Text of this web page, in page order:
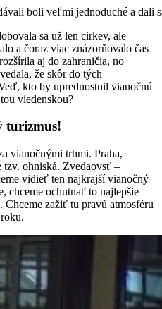
boli veľmi jednoduché a
sa už len cirkev, ale
a čoraz viac znázorňovalo čas
aj do zahraničia, no
že skôr do tých
kto by uprednostnil vianočnú
viedenskou?
turizmus!
vianočnými trhmi. Praha,
tzv. ohniská. Zvedaovsť –
vidieť ten najkrajší vianočný
chceme ochutnať to najlepšie
zažiť tu pravú atmosféru